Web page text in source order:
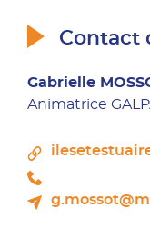
Contact
Gabrielle
Animatrice